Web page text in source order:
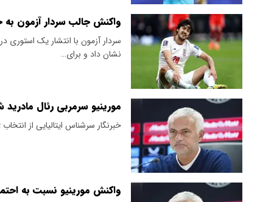
واکنش جالب سردار آزمون به
سردار آزمون با انتشار یک استوری
نشان داد و برای…
مورینیو سرمربی رئال مادرید
خبرنگار سرشناس ایتالیایی از
واکنش مورینیو نسبت به